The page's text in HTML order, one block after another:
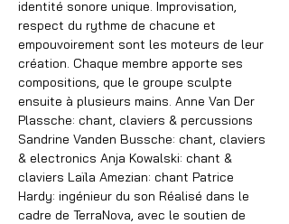
identité sonore unique. Improvisation,
respect du rythme de chacune et
empouvoirement sont les moteurs de leur
création. Chaque membre apporte ses
compositions, que le groupe sculpte
ensuite à plusieurs mains. Anne Van Der
Plassche: chant, claviers & percussions
Sandrine Vanden Bussche: chant, claviers
& electronics Anja Kowalski: chant &
claviers Laïla Amezian: chant Patrice
Hardy: ingénieur du son Réalisé dans le
cadre de TerraNova, avec le soutien de